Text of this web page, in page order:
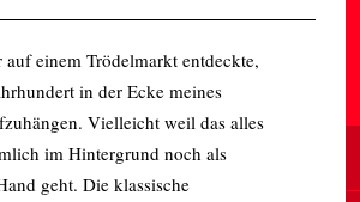
einem Trödelmarkt entdeckte,
in der Ecke meines
Vielleicht weil das alles
im Hintergrund noch als
geht. Die klassische